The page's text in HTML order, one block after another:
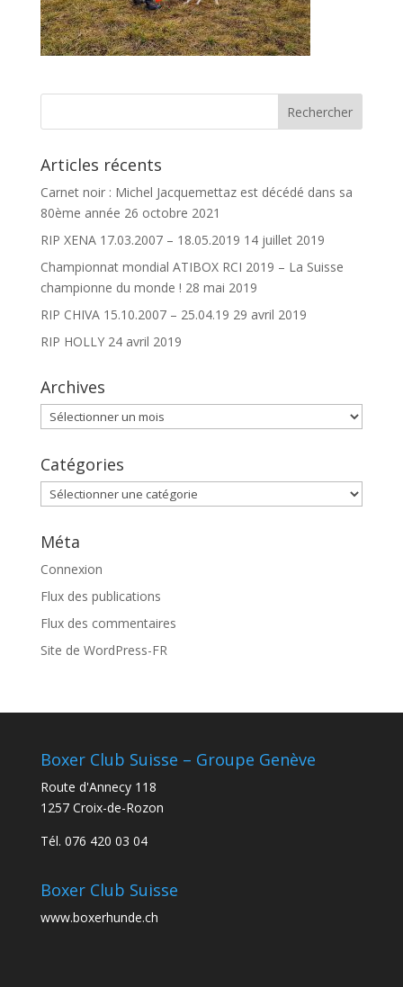
Articles récents
Carnet noir : Michel Jacquemettaz est décédé dans sa
80ème année 26 octobre 2021
RIP XENA 17.03.2007 – 18.05.2019 14 juillet 2019
Championnat mondial ATIBOX RCI 2019 – La Suisse
championne du monde ! 28 mai 2019
RIP CHIVA 15.10.2007 – 25.04.19 29 avril 2019
RIP HOLLY 24 avril 2019
Archives
Archives
Catégories
Catégories
Méta
Connexion
Flux des publications
Flux des commentaires
Site de WordPress-FR
Boxer Club Suisse – Groupe Genève
Route d'Annecy 118
1257 Croix-de-Rozon
Tél. 076 420 03 04
Boxer Club Suisse
www.boxerhunde.ch